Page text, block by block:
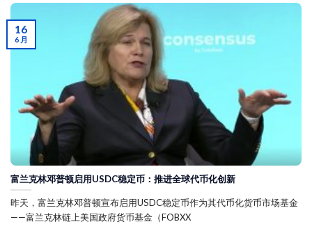
富兰克林邓普顿启用USDC稳定币：推进全球代币化创新
昨天，富兰克林邓普顿宣布启用USDC稳定币作为其代币化货币市场基金
——富兰克林链上美国政府货币基金（FOBXX
16
6 月